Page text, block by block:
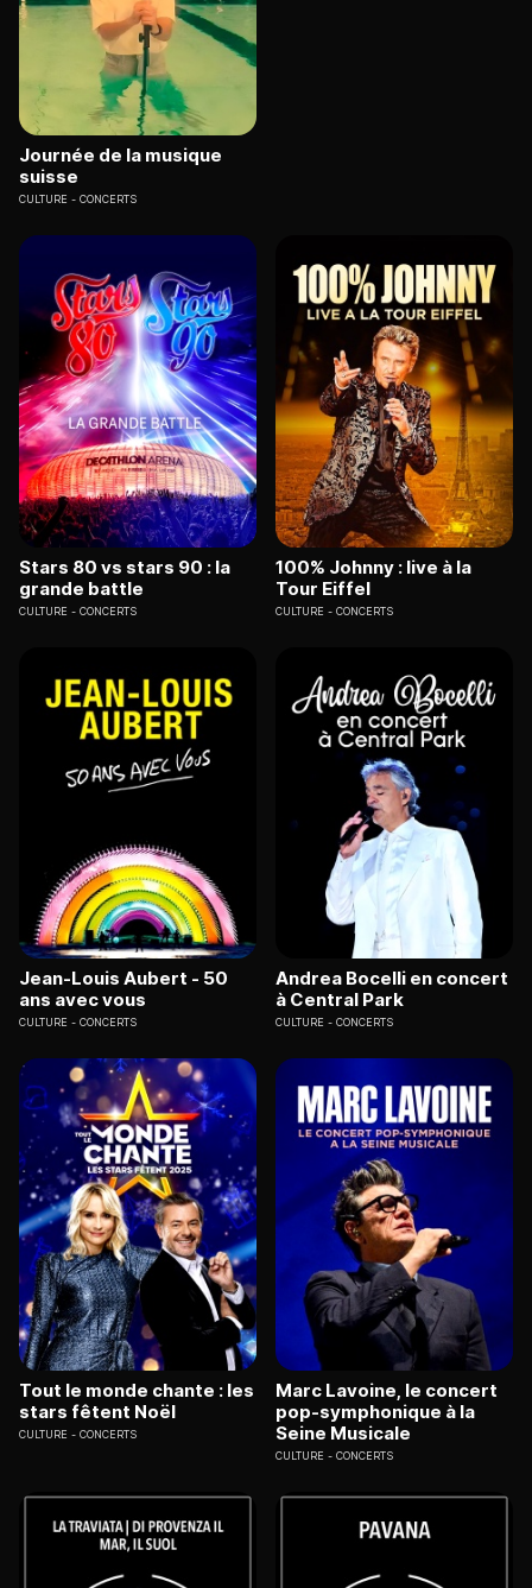
Journée de la musique
suisse
CULTURE CONCERTS
Stars 80 vs stars 90 : la
grande battle
CULTURE CONCERTS
100% Johnny : live à la
Tour Eiffel
CULTURE CONCERTS
Jean-Louis Aubert - 50
ans avec vous
CULTURE CONCERTS
Andrea Bocelli en concert
à Central Park
CULTURE CONCERTS
Tout le monde chante : les
stars fêtent Noël
CULTURE CONCERTS
Marc Lavoine, le concert
pop-symphonique à la
Seine Musicale
CULTURE CONCERTS